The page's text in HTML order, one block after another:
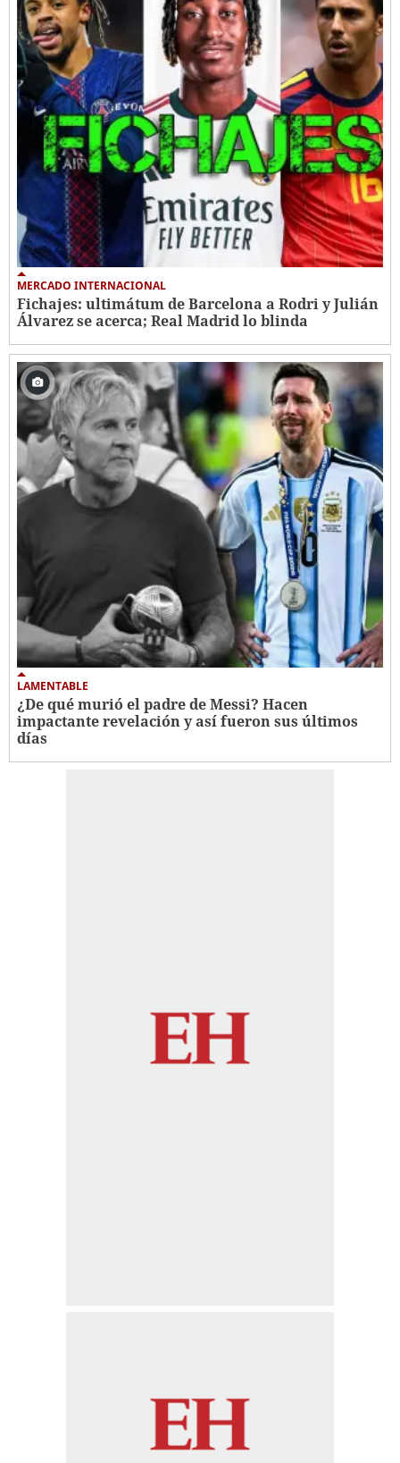
MERCADO INTERNACIONAL
Fichajes: ultimátum de Barcelona a Rodri y Julián
Álvarez se acerca; Real Madrid lo blinda
LAMENTABLE
¿De qué murió el padre de Messi? Hacen
impactante revelación y así fueron sus últimos
días